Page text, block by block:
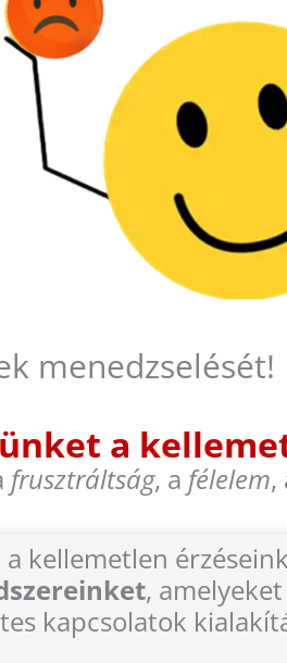
menedzselését!
a
frusztráltság, a félelem,
kellemetlen
,
kapcsolatok